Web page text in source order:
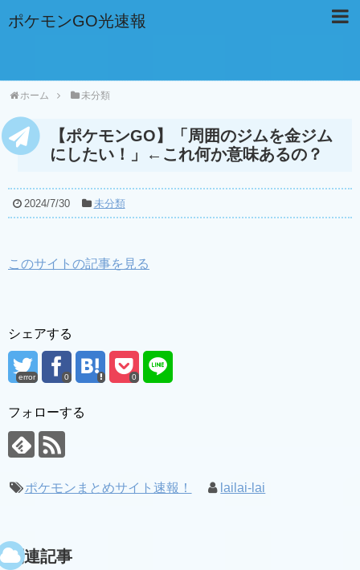
ポケモンGO光速報
ホーム 未分類
【ポケモンGO】「周囲のジムを金ジム
にしたい！」←これ何か意味あるの？
2024/7/30 未分類
このサイトの記事を見る
シェアする
error 0 0
フォローする
ポケモンまとめサイト速報！ lailai-lai
関連記事